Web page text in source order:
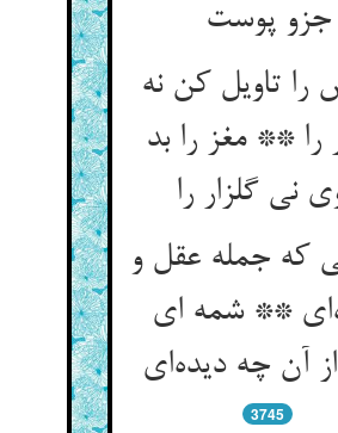
جزو پوست‌‌
را تاویل کن نه
را ** مغز را بد
نی گلزار را
که جمله عقل و
** شمه ای
3745